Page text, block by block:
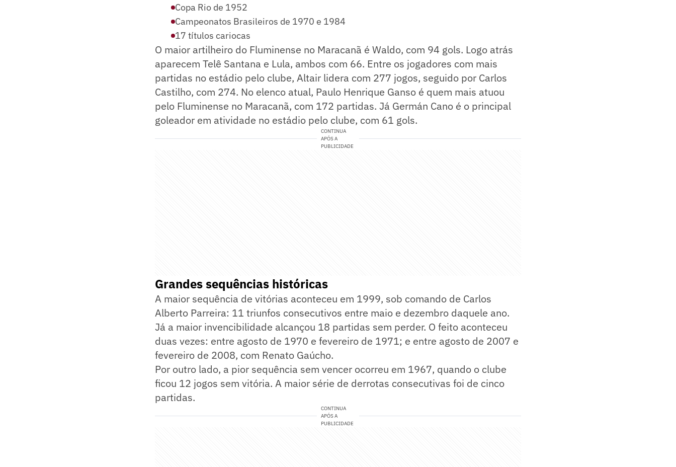
Copa Rio de 1952
Campeonatos Brasileiros de 1970 e 1984
17 títulos cariocas
O maior artilheiro do Fluminense no Maracanã é Waldo, com 94 gols. Logo atrás
aparecem Telê Santana e Lula, ambos com 66. Entre os jogadores com mais
partidas no estádio pelo clube, Altair lidera com 277 jogos, seguido por Carlos
Castilho, com 274. No elenco atual, Paulo Henrique Ganso é quem mais atuou
pelo Fluminense no Maracanã, com 172 partidas. Já Germán Cano é o principal
goleador em atividade no estádio pelo clube, com 61 gols.
CONTINUA
APÓS A
PUBLICIDADE
Grandes sequências históricas
A maior sequência de vitórias aconteceu em 1999, sob comando de Carlos
Alberto Parreira: 11 triunfos consecutivos entre maio e dezembro daquele ano.
Já a maior invencibilidade alcançou 18 partidas sem perder. O feito aconteceu
duas vezes: entre agosto de 1970 e fevereiro de 1971; e entre agosto de 2007 e
fevereiro de 2008, com Renato Gaúcho.
Por outro lado, a pior sequência sem vencer ocorreu em 1967, quando o clube
ficou 12 jogos sem vitória. A maior série de derrotas consecutivas foi de cinco
partidas.
CONTINUA
APÓS A
PUBLICIDADE